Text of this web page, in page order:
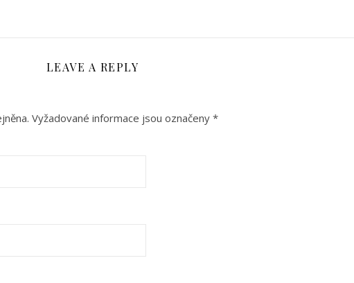
LEAVE A REPLY
Vyžadované informace jsou označeny *